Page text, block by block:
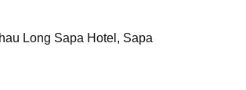
Long Sapa Hotel, Sapa